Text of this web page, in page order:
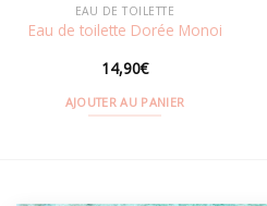
EAU DE TOILETTE
Eau de toilette Dorée Monoi
14,90€
AJOUTER AU PANIER